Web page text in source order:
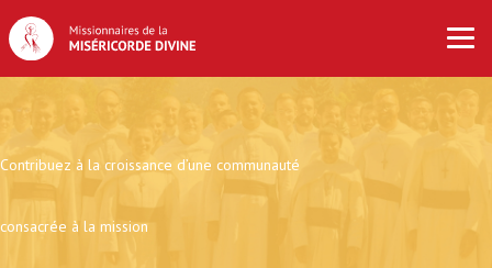
Contribuez à la croissance d’une communauté
consacrée à la mission